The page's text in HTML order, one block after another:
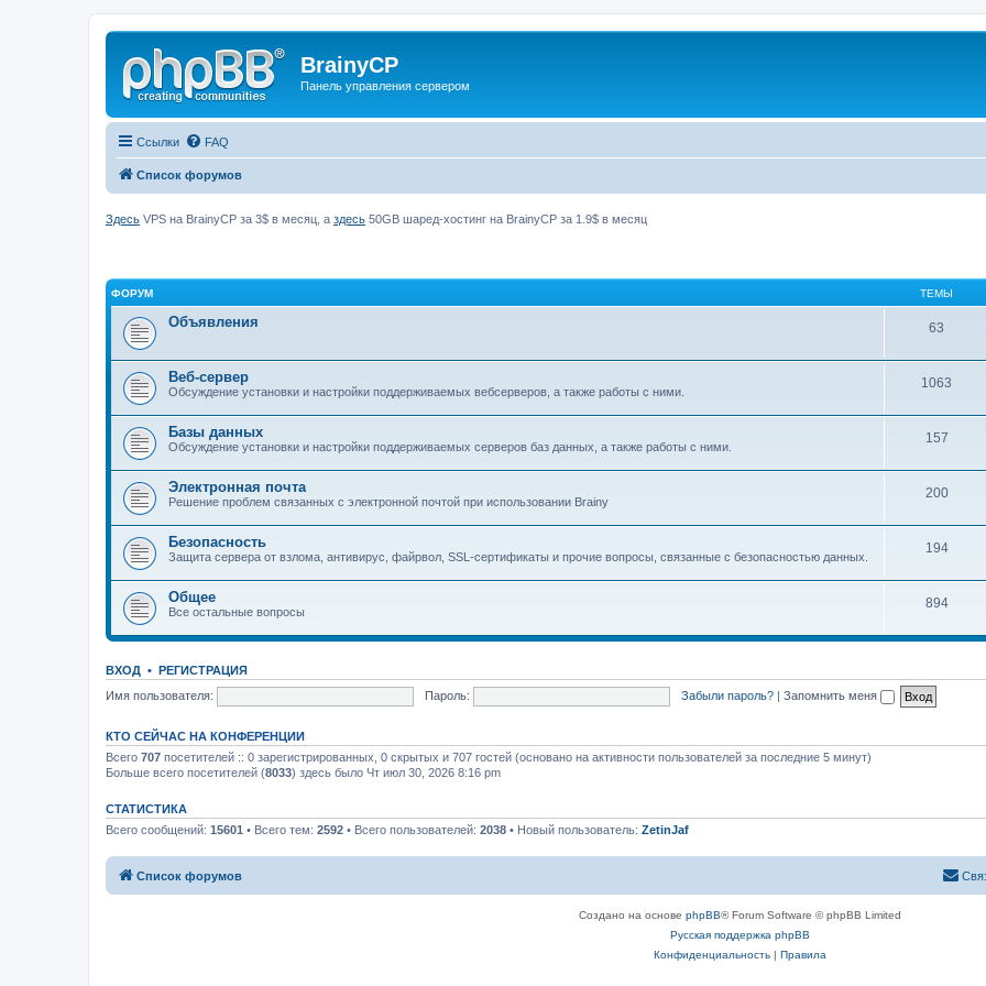
BrainyCP
Панель управления сервером
Ссылки FAQ
Список форумов
Здесь VPS на BrainyCP за 3$ в месяц, а здесь 50GB шаред-хостинг на BrainyCP за 1.9$ в месяц
ФОРУМ ТЕМЫ
Объявления 63
Веб-сервер
Обсуждение установки и настройки поддерживаемых вебсерверов, а также работы с ними.
1063
Базы данных
Обсуждение установки и настройки поддерживаемых серверов баз данных, а также работы с ними.
157
Электронная почта
Решение проблем связанных с электронной почтой при использовании Brainy
200
Безопасность
Защита сервера от взлома, антивирус, файрвол, SSL-сертификаты и прочие вопросы, связанные с безопасностью данных.
194
Общее
Все остальные вопросы
894
ВХОД • РЕГИСТРАЦИЯ
Имя пользователя:
Пароль: Забыли пароль? | Запомнить меня
КТО СЕЙЧАС НА КОНФЕРЕНЦИИ
Всего 707 посетителей :: 0 зарегистрированных, 0 скрытых и 707 гостей (основано на активности пользователей за последние 5 минут)
Больше всего посетителей (8033) здесь было Чт июл 30, 2026 8:16 pm
СТАТИСТИКА
Всего сообщений: 15601 • Всего тем: 2592 • Всего пользователей: 2038 • Новый пользователь: ZetinJaf
Список форумов
Создано на основе phpBB® Forum Software © phpBB Limited
Русская поддержка phpBB
Конфиденциальность| Правила